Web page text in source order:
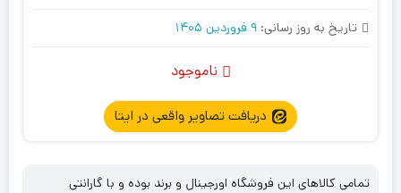
تاریخ به روز رسانی: 9 فروردین 1405
ناموجود
دریافت تصاویر واقعی در ایتا
تمامی کالاهای این فروشگاه اورجینال و برند بوده و با گارانتی